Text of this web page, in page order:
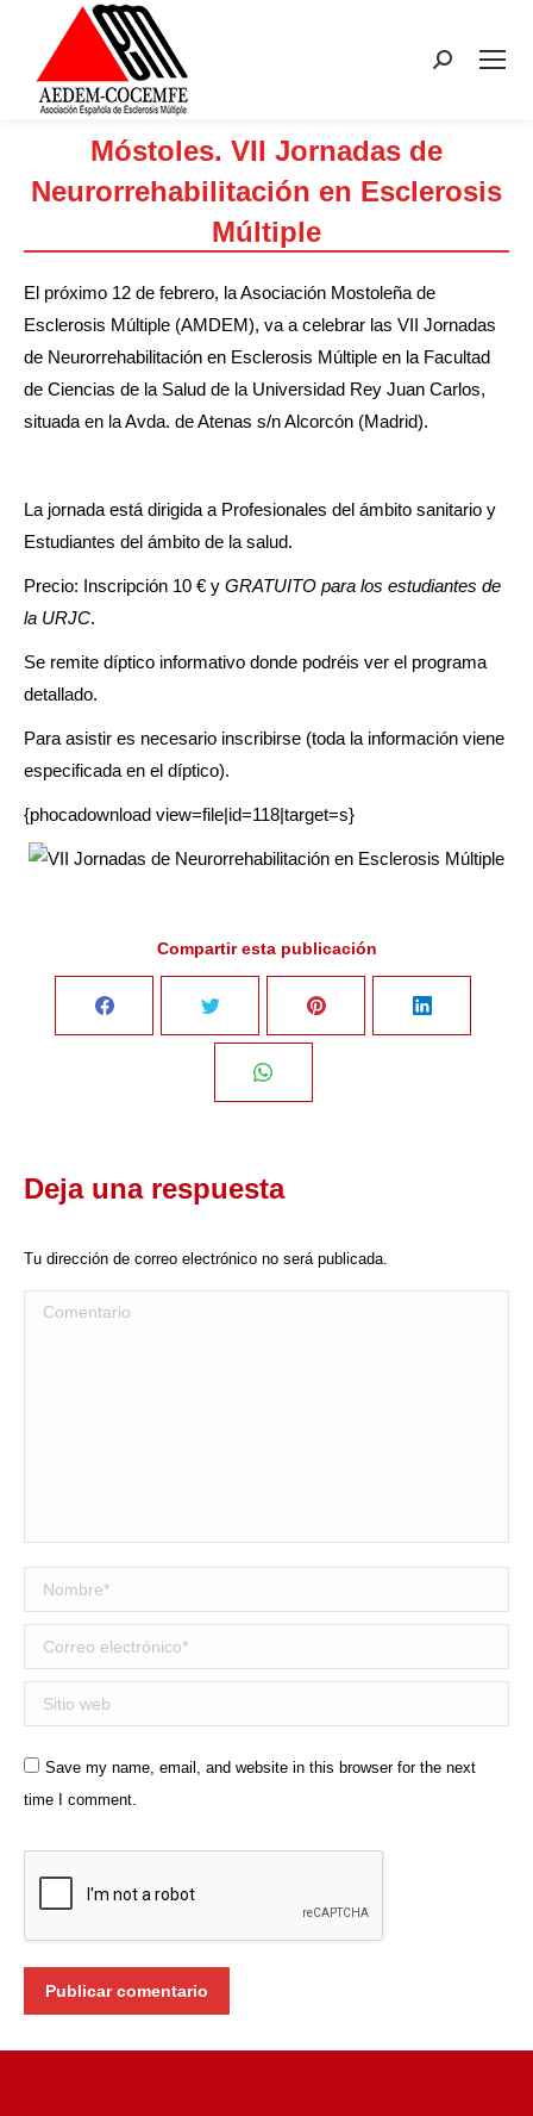
Buscar:
Móstoles. VII Jornadas de
Neurorrehabilitación en Esclerosis
Múltiple
El próximo 12 de febrero, la Asociación Mostoleña de
Esclerosis Múltiple (AMDEM), va a celebrar las VII Jornadas
de Neurorrehabilitación en Esclerosis Múltiple en la Facultad
de Ciencias de la Salud de la Universidad Rey Juan Carlos,
situada en la Avda. de Atenas s/n Alcorcón (Madrid).
La jornada está dirigida a Profesionales del ámbito sanitario y
Estudiantes del ámbito de la salud.
Precio: Inscripción 10 € y GRATUITO para los estudiantes de
la URJC.
Se remite díptico informativo donde podréis ver el programa
detallado.
Para asistir es necesario inscribirse (toda la información viene
especificada en el díptico).
{phocadownload view=file|id=118|target=s}
Compartir esta publicación
Share Share Share
WhatsApp
Deja una respuesta
Tu dirección de correo electrónico no será publicada.
Comentario
Nombre *
Correo electrónico *
Sitio web
Save my name, email, and website in this browser for the next
time I comment.
Publicar comentario